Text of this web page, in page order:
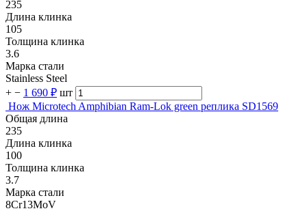
235
Длина клинка
105
Толщина клинка
3.6
Марка стали
Stainless Steel
+ − 1 690 ₽ шт
Нож Microtech Amphibian Ram-Lok green реплика SD1569
Общая длина
235
Длина клинка
100
Толщина клинка
3.7
Марка стали
8Cr13MoV